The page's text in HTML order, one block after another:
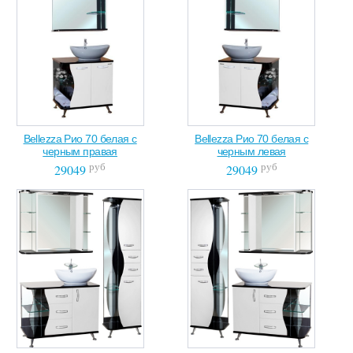
Bellezza Рио 70 белая с
черным правая
29049 руб
Bellezza Рио 70 белая с
черным левая
29049 руб